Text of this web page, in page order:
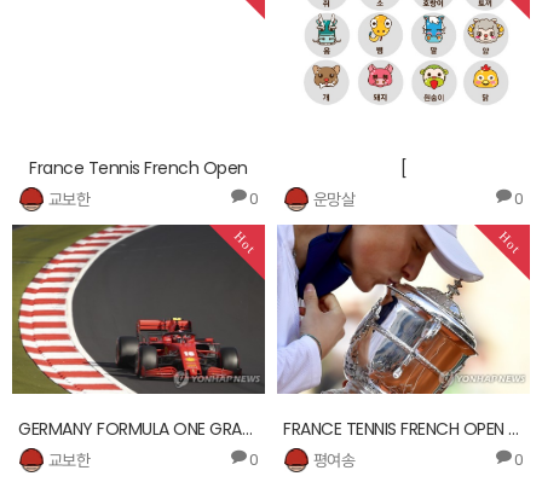
France Tennis French Open
교보한
0
[
운망살
0
Hot
GERMANY FORMULA ONE GRAND PRIX
교보한
0
Hot
FRANCE TENNIS FRENCH OPEN 2020 GRAND SLAM
평여송
0